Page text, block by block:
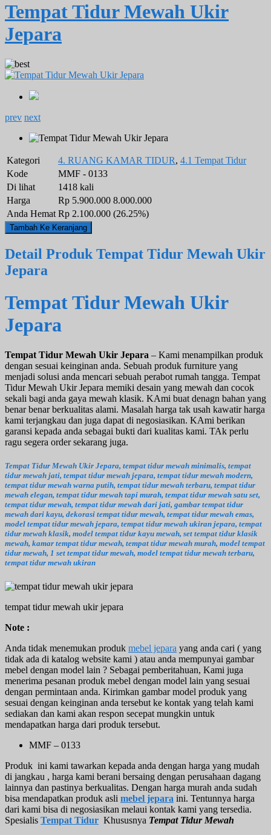
Tempat Tidur Mewah Ukir
Jepara
prev next
Kategori 4. RUANG KAMAR TIDUR, 4.1 Tempat Tidur
Kode
MMF - 0133
Di lihat
1418 kali
Harga
Rp 5.900.000 8.000.000
Anda Hemat Rp 2.100.000 (26.25%)
Detail Produk Tempat Tidur Mewah Ukir
Jepara
Tempat Tidur Mewah Ukir
Jepara
Tempat Tidur Mewah Ukir Jepara – Kami menampilkan produk
dengan sesuai keinginan anda. Sebuah produk furniture yang
menjadi solusi anda mencari sebuah perabot rumah tangga. Tempat
Tidur Mewah Ukir Jepara memiki desain yang mewah dan cocok
sekali bagi anda gaya mewah klasik. KAmi buat denagn bahan yang
benar benar berkualitas alami. Masalah harga tak usah kawatir harga
kami terjangkau dan juga dapat di negosiasikan. KAmi berikan
garansi kepada anda sebagai bukti dari kualitas kami. TAk perlu
ragu segera order sekarang juga.
Tempat Tidur Mewah Ukir Jepara, tempat tidur mewah minimalis, tempat
tidur mewah jati, tempat tidur mewah jepara, tempat tidur mewah modern,
tempat tidur mewah warna putih, tempat tidur mewah terbaru, tempat tidur
mewah elegan, tempat tidur mewah tapi murah, tempat tidur mewah satu set,
tempat tidur mewah, tempat tidur mewah dari jati, gambar tempat tidur
mewah dari kayu, dekorasi tempat tidur mewah, tempat tidur mewah emas,
model tempat tidur mewah jepara, tempat tidur mewah ukiran jepara, tempat
tidur mewah klasik, model tempat tidur kayu mewah, set tempat tidur klasik
mewah, kamar tempat tidur mewah, tempat tidur mewah murah, model tempat
tidur mewah, 1 set tempat tidur mewah, model tempat tidur mewah terbaru,
tempat tidur mewah ukiran
tempat tidur mewah ukir jepara
Note :
Anda tidak menemukan produk mebel jepara yang anda cari ( yang
tidak ada di katalog website kami ) atau anda mempunyai gambar
mebel dengan model lain ? Sebagai pemberitahuan, Kami juga
menerima pesanan produk mebel dengan model lain yang sesuai
dengan permintaan anda. Kirimkan gambar model produk yang
sesuai dengan keinginan anda tersebut ke kontak yang telah kami
sediakan dan kami akan respon secepat mungkin untuk
mendapatkan harga dari produk tersebut.
MMF – 0133
Produk ini kami tawarkan kepada anda dengan harga yang mudah
di jangkau , harga kami berani bersaing dengan perusahaan dagang
lainnya dan pastinya berkualitas. Dengan harga murah anda sudah
bisa mendapatkan produk asli mebel jepara ini. Tentunnya harga
dari kami bisa di negosiasikan melaui kontak kami yang tersedia.
Spesialis Tempat Tidur Khususnya Tempat Tidur Mewah